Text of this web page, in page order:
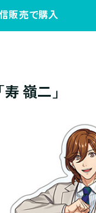
販売で購入
「寿 嶺二」